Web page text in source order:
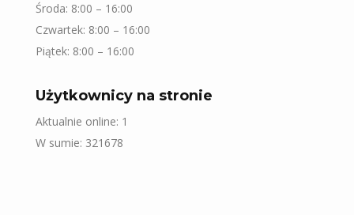
Środa: 8:00 – 16:00
Czwartek: 8:00 – 16:00
Piątek: 8:00 – 16:00
Użytkownicy na stronie
Aktualnie online: 1
W sumie: 321678